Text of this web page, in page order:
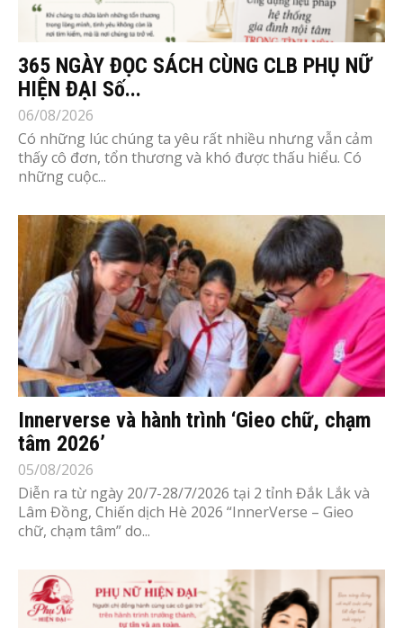
365 NGÀY ĐỌC SÁCH CÙNG CLB PHỤ NỮ
HIỆN ĐẠI Số...
06/08/2026
Có những lúc chúng ta yêu rất nhiều nhưng vẫn cảm
thấy cô đơn, tổn thương và khó được thấu hiểu. Có
những cuộc...
Innerverse và hành trình ‘Gieo chữ, chạm
tâm 2026’
05/08/2026
Diễn ra từ ngày 20/7-28/7/2026 tại 2 tỉnh Đắk Lắk và
Lâm Đồng, Chiến dịch Hè 2026 “InnerVerse – Gieo
chữ, chạm tâm” do...